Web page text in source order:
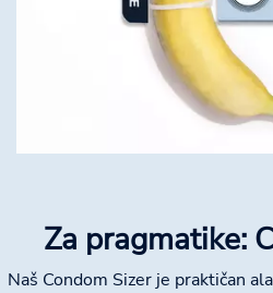
Za pragmatike:
Naš Condom Sizer je praktičan